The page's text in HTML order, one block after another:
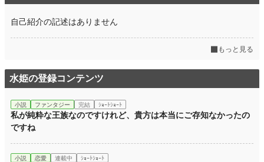
年間ポイント 66,466 pt (8,381 位)
自己紹介の記述はありません
もっと見る
水姫の登録コンテンツ
小説 ファンタジー 完結 ｼｮｰﾄｼｮｰﾄ
私が純粋な王族なのですけれど、貴方は本当にご存知なかったの
ですね
小説 恋愛 連載中 ｼｮｰﾄｼｮｰﾄ